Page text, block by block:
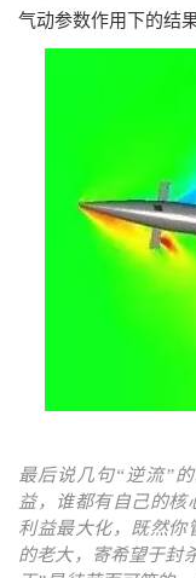
气动参数作用下的结
最后说几句“逆流”
益，谁都有自己的核
利益最大化，既然你
的老大，寄希望于封